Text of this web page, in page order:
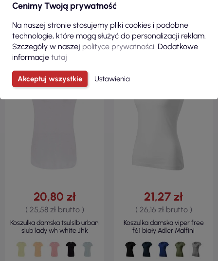
100% BAWEŁNA
KRÓJ TALIOWANY
120 G/M²
20,80 zł
( 25,58 zł brutto )
Koszulka damska tsulslb urban
slub lady wh white Jhk
180 G/M²
21,27 zł
( 26,16 zł brutto )
Koszulka damska viper free
f61 biały Adler Malfini
Cenimy Twoją prywatność
Na naszej stronie stosujemy pliki cookies i podobne
technologie, które mogą służyć do personalizacji reklam.
Szczegóły w naszej polityce prywatności . Dodatkowe
informacje tutaj
Akceptuj wszystkie Ustawienia